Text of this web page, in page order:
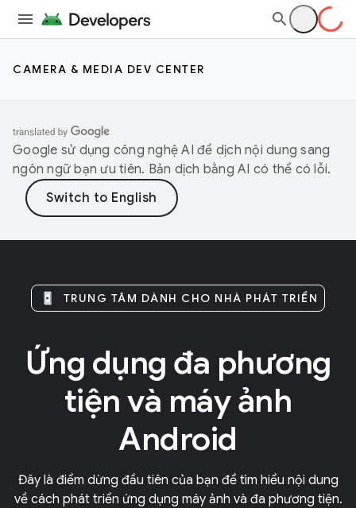
CAMERA & MEDIA DEV CENTER
Google sử dụng công nghệ AI để dịch nội dung sang
ngôn ngữ bạn ưu tiên. Bản dịch bằng AI có thể có lỗi.
TRUNG TÂM DÀNH CHO NHÀ PHÁT TRIỂN
Ứng dụng đa phương
tiện và máy ảnh
Android
Đây là điểm dừng đầu tiên của bạn để tìm hiểu nội dung
về cách phát triển ứng dụng máy ảnh và đa phương tiện.